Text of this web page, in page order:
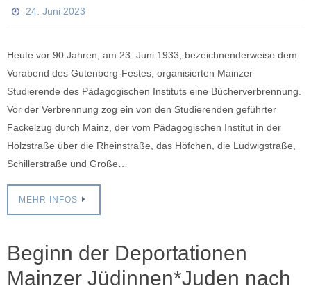
24. Juni 2023
Heute vor 90 Jahren, am 23. Juni 1933, bezeichnenderweise dem
Vorabend des Gutenberg-Festes, organisierten Mainzer
Studierende des Pädagogischen Instituts eine Bücherverbrennung.
Vor der Verbrennung zog ein von den Studierenden geführter
Fackelzug durch Mainz, der vom Pädagogischen Institut in der
Holzstraße über die Rheinstraße, das Höfchen, die Ludwigstraße,
Schillerstraße und Große…
MEHR INFOS
Beginn der Deportationen
Mainzer Jüdinnen*Juden nach